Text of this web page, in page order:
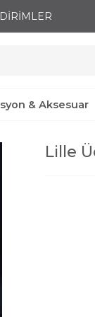
& Aksesuar
Lille